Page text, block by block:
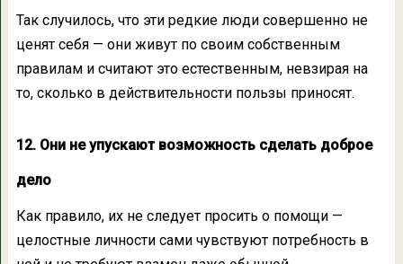
Так случилось, что эти редкие люди совершенно не
ценят себя — они живут по своим собственным
правилам и считают это естественным, невзирая на
то, сколько в действительности пользы приносят.
12. Они не упускают возможность сделать доброе
дело
Как правило, их не следует просить о помощи —
целостные личности сами чувствуют потребность в